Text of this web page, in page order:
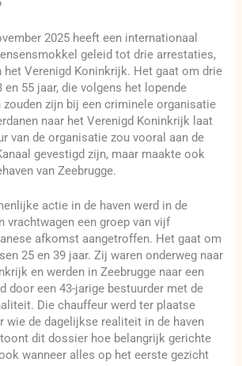
2025 heeft een internationaal
geleid tot drie arrestaties,
het Verenigd Koninkrijk. Het gaat om drie
en 55 jaar, die volgens het lopende
zijn bij een criminele organisatie
naar het Verenigd Koninkrijk laat
van de organisatie zou vooral aan de
gevestigd zijn, maar maakte ook
van Zeebrugge.
actie in de haven werd in de
vrachtwagen een groep van vijf
afkomst aangetroffen. Het gaat om
25 en 39 jaar. Zij waren onderweg naar
en werden in Zeebrugge naar een
door een 43-jarige bestuurder met de
Die chauffeur werd ter plaatse
wie de dagelijkse realiteit in de haven
dit dossier hoe belangrijk gerichte
wanneer alles op het eerste gezicht